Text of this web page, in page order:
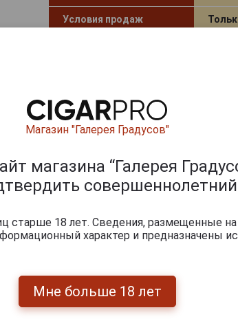
Условия продаж
Gurieli Black Bergamot Чай
Бергамотом (рассыпной) 100гр
Вес
Магазин "Галерея Градусов"
магазина “Галерея
старше 18 лет. Сведения, размещенные на
характер и предназначены
Мне больше 18 лет